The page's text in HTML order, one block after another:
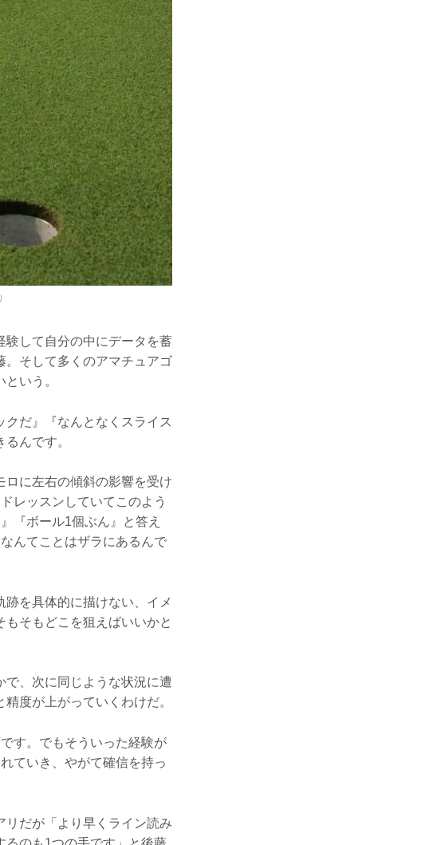
験して自分の中にデータを蓄
。そして多くのアマチュアゴ
いう。
クだ』『なんとなくスライス
んです。
に左右の傾斜の影響を受け
レッスンしていてこのよう
『ボール1個ぶん』と答え
んてことはザラにあるんで
を具体的に描けない、イメ
そもどこを狙えばいいかと
、次に同じような状況に遭
度が上がっていくわけだ。
す。でもそういった経験が
ていき、やがて確信を持っ
だが「より早くライン読み